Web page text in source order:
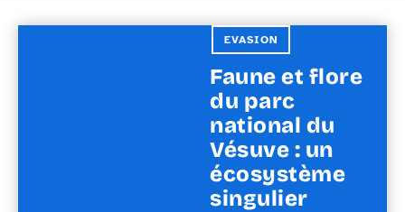
EVASION
Faune et flore
du parc
national du
Vésuve : un
écosystème
singulier